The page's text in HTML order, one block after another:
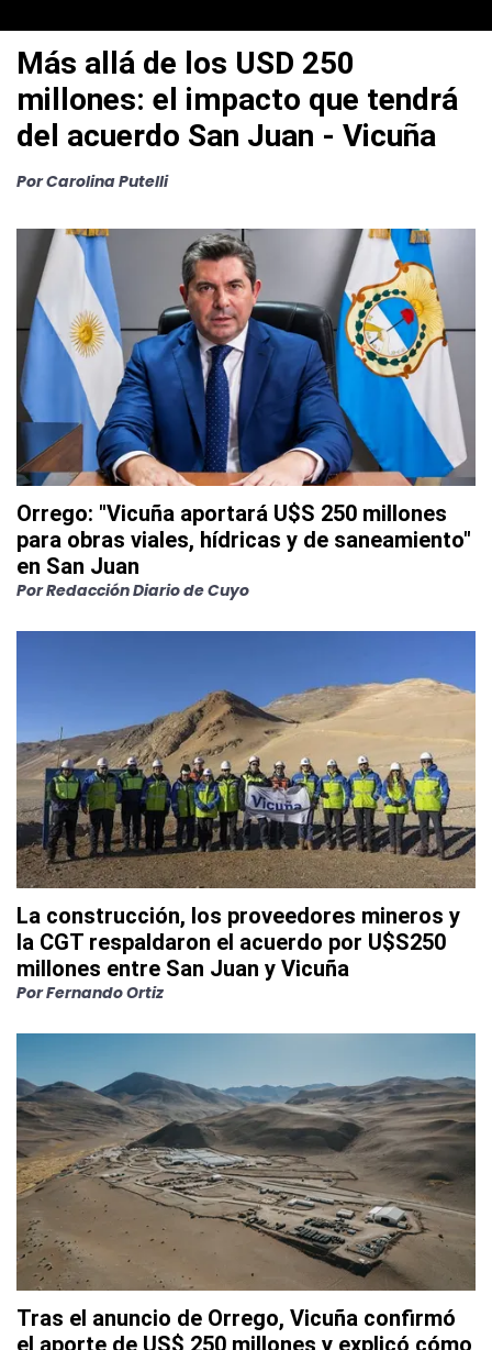
Más allá de los USD 250
millones: el impacto que tendrá
del acuerdo San Juan - Vicuña
Por Carolina Putelli
Orrego: "Vicuña aportará U$S 250 millones
para obras viales, hídricas y de saneamiento"
en San Juan
Por Redacción Diario de Cuyo
La construcción, los proveedores mineros y
la CGT respaldaron el acuerdo por U$S250
millones entre San Juan y Vicuña
Por Fernando Ortiz
Tras el anuncio de Orrego, Vicuña confirmó